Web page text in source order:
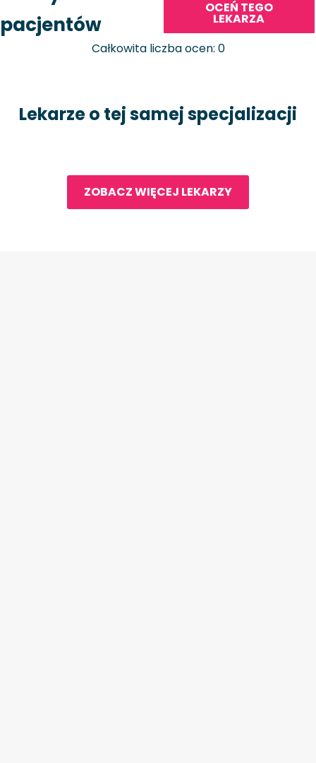
pacjentów
OCEŃ TEGO
LEKARZA
Całkowita liczba ocen: 0
Lekarze o tej samej specjalizacji
ZOBACZ WIĘCEJ LEKARZY